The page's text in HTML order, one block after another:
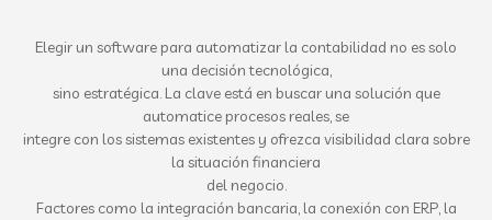
Elegir un software para automatizar la contabilidad no es solo
una decisión tecnológica,
sino estratégica. La clave está en buscar una solución que
automatice procesos reales, se
integre con los sistemas existentes y ofrezca visibilidad clara sobre
la situación financiera
del negocio.
Factores como la integración bancaria, la conexión con ERP, la